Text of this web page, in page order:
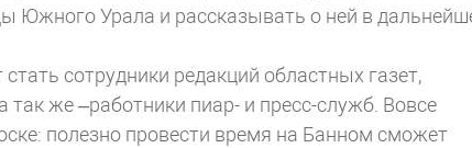
Южного Урала и рассказывать о ней в
сотрудники редакций областных газет,
так же –работники пиар- и пресс-служб. Вовсе
полезно провести время на Банном сможет